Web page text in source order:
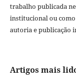
trabalho publicada
institucional ou
autoria e publicação
Artigos mais